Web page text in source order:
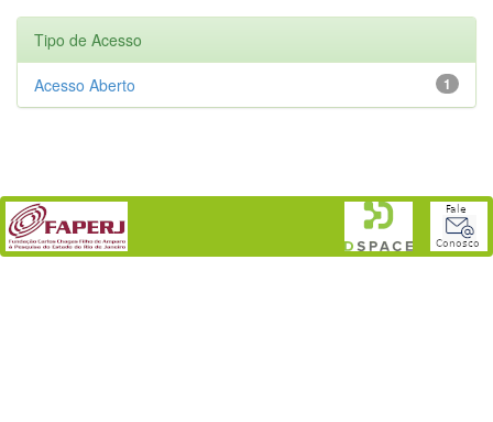
Tipo de Acesso
1
Acesso Aberto